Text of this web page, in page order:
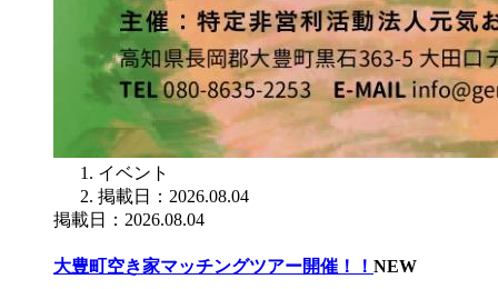
イベント
掲載日：2026.08.04
掲載日：2026.08.04
大豊町空き家マッチングツアー開催！！ NEW